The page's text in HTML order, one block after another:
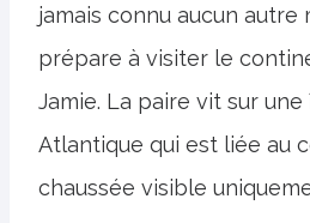
jamais connu aucun autre
prépare à visiter le
Jamie. La paire vit sur
Atlantique qui est liée au
chaussée visible